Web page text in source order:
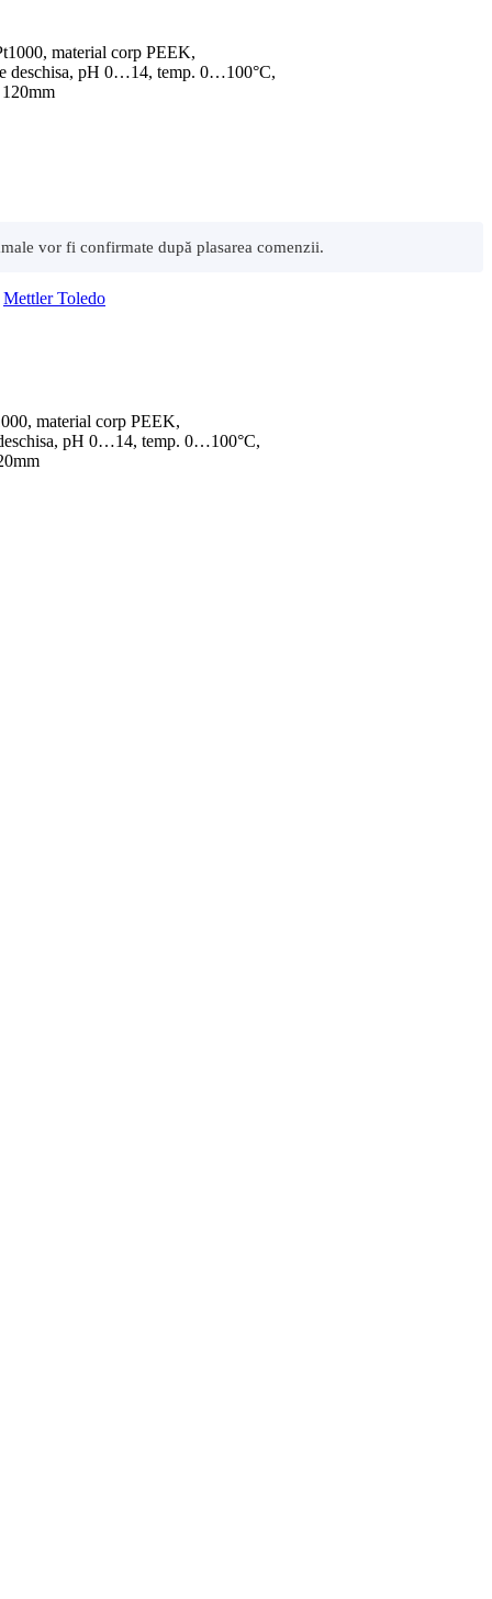
material corp PEEK,
deschisa, pH 0…14, temp. 0…100°C,
vor fi confirmate după plasarea comenzii.
Mettler Toledo
material corp PEEK,
pH 0…14, temp. 0…100°C,